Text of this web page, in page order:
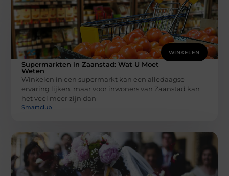
WINKELEN
Supermarkten in Zaanstad: Wat U Moet
Weten
Winkelen in een supermarkt kan een alledaagse
ervaring lijken, maar voor inwoners van Zaanstad kan
het veel meer zijn dan
Smartclub